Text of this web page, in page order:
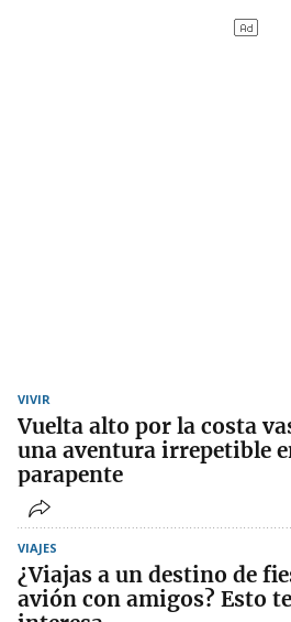
VIVIR
Vuelta alto por la costa
una aventura irrepetible
parapente
VIAJES
¿Viajas a un destino de
avión con amigos? Esto te